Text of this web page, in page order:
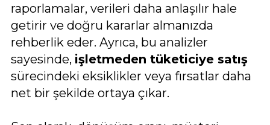
raporlamalar, verileri daha anlaşılır hale
getirir ve doğru kararlar almanızda
rehberlik eder. Ayrıca, bu analizler
sayesinde, işletmeden tüketiciye satış
sürecindeki eksiklikler veya fırsatlar daha
net bir şekilde ortaya çıkar.